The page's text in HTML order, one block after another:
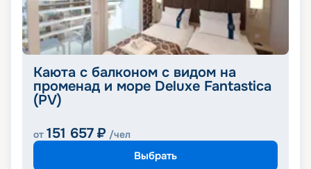
Каюта с балконом с видом на
променад и море Deluxe Fantastica
(PV)
от 151 657 ₽ /чел
Выбрать